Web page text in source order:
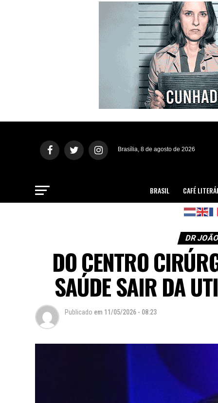
Brasília, 8 de agosto de 2026
BRASIL CAFÉ
DR
DO CENTRO
SAÚDE SAIR DA
Publicado em 11/05/2026 - 08:23